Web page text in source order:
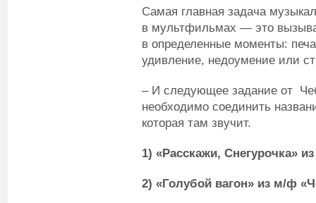
Самая главная задача
в мультфильмах — это
в определенные моменты:
удивление, недоумение или
– И следующее задание от
необходимо соединить
которая там звучит.
1) «Расскажи, Снегурочка»
2) «Голубой вагон» из м/ф